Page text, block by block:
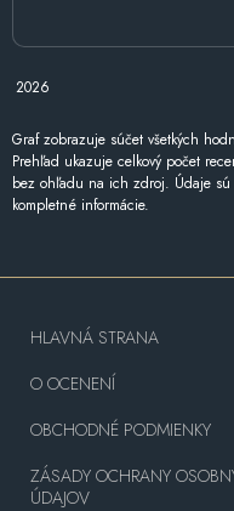
2026
Graf zobrazuje súčet všetkých
Prehľad ukazuje celkový počet
bez ohľadu na ich zdroj. Údaje
kompletné informácie.
HLAVNÁ STRANA
O OCENENÍ
OBCHODNÉ PODMIENKY
ZÁSADY OCHRANY
ÚDAJOV